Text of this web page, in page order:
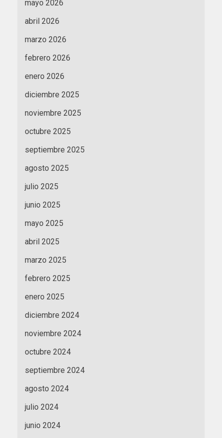
mayo 2026
abril 2026
marzo 2026
febrero 2026
enero 2026
diciembre 2025
noviembre 2025
octubre 2025
septiembre 2025
agosto 2025
julio 2025
junio 2025
mayo 2025
abril 2025
marzo 2025
febrero 2025
enero 2025
diciembre 2024
noviembre 2024
octubre 2024
septiembre 2024
agosto 2024
julio 2024
junio 2024